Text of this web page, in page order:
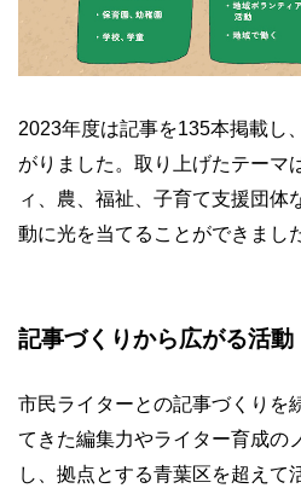
2023年度は記事を135本掲載し
がりました。取り上げたテーマ
ィ、農、福祉、子育て支援団体
動に光を当てることができまし
記事づくりから広がる活動
市民ライターとの記事づくりを
てきた編集力やライター育成の
し、拠点とする青葉区を超えて